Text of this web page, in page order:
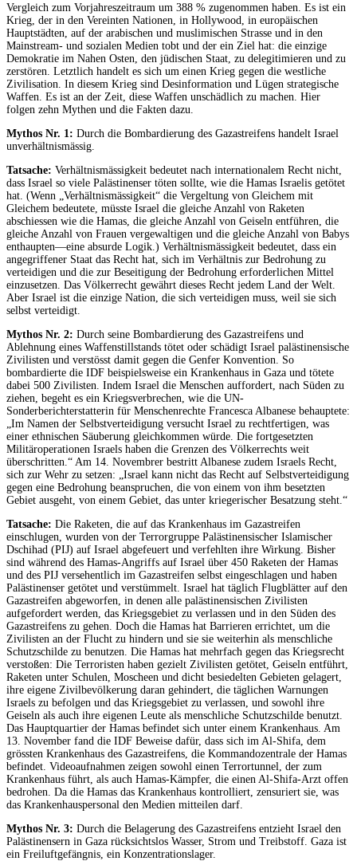
Vergleich zum Vorjahreszeitraum um 388 % zugenommen haben. Es ist ein
Krieg, der in den Vereinten Nationen, in Hollywood, in europäischen
Hauptstädten, auf der arabischen und muslimischen Strasse und in den
Mainstream- und sozialen Medien tobt und der ein Ziel hat: die einzige
Demokratie im Nahen Osten, den jüdischen Staat, zu delegitimieren und zu
zerstören. Letztlich handelt es sich um einen Krieg gegen die westliche
Zivilisation. In diesem Krieg sind Desinformation und Lügen strategische
Waffen. Es ist an der Zeit, diese Waffen unschädlich zu machen. Hier
folgen zehn Mythen und die Fakten dazu.
Mythos Nr. 1: Durch die Bombardierung des Gazastreifens handelt Israel
unverhältnismässig.
Tatsache: Verhältnismässigkeit bedeutet nach internationalem Recht nicht,
dass Israel so viele Palästinenser töten sollte, wie die Hamas Israelis getötet
hat. (Wenn „Verhältnismässigkeit“ die Vergeltung von Gleichem mit
Gleichem bedeutete, müsste Israel die gleiche Anzahl von Raketen
abschiessen wie die Hamas, die gleiche Anzahl von Geiseln entführen, die
gleiche Anzahl von Frauen vergewaltigen und die gleiche Anzahl von Babys
enthaupten—eine absurde Logik.) Verhältnismässigkeit bedeutet, dass ein
angegriffener Staat das Recht hat, sich im Verhältnis zur Bedrohung zu
verteidigen und die zur Beseitigung der Bedrohung erforderlichen Mittel
einzusetzen. Das Völkerrecht gewährt dieses Recht jedem Land der Welt.
Aber Israel ist die einzige Nation, die sich verteidigen muss, weil sie sich
selbst verteidigt.
Mythos Nr. 2: Durch seine Bombardierung des Gazastreifens und
Ablehnung eines Waffenstillstands tötet oder schädigt Israel palästinensische
Zivilisten und verstösst damit gegen die Genfer Konvention. So
bombardierte die IDF beispielsweise ein Krankenhaus in Gaza und tötete
dabei 500 Zivilisten. Indem Israel die Menschen auffordert, nach Süden zu
ziehen, begeht es ein Kriegsverbrechen, wie die UN-
Sonderberichterstatterin für Menschenrechte Francesca Albanese behauptete:
„Im Namen der Selbstverteidigung versucht Israel zu rechtfertigen, was
einer ethnischen Säuberung gleichkommen würde. Die fortgesetzten
Militäroperationen Israels haben die Grenzen des Völkerrechts weit
überschritten.“ Am 14. Novembrer bestritt Albanese zudem Israels Recht,
sich zur Wehr zu setzen: „Israel kann nicht das Recht auf Selbstverteidigung
gegen eine Bedrohung beanspruchen, die von einem von ihm besetzten
Gebiet ausgeht, von einem Gebiet, das unter kriegerischer Besatzung steht.“
Tatsache: Die Raketen, die auf das Krankenhaus im Gazastreifen
einschlugen, wurden von der Terrorgruppe Palästinensischer Islamischer
Dschihad (PIJ) auf Israel abgefeuert und verfehlten ihre Wirkung. Bisher
sind während des Hamas-Angriffs auf Israel über 450 Raketen der Hamas
und des PIJ versehentlich im Gazastreifen selbst eingeschlagen und haben
Palästinenser getötet und verstümmelt. Israel hat täglich Flugblätter auf den
Gazastreifen abgeworfen, in denen alle palästinensischen Zivilisten
aufgefordert werden, das Kriegsgebiet zu verlassen und in den Süden des
Gazastreifens zu gehen. Doch die Hamas hat Barrieren errichtet, um die
Zivilisten an der Flucht zu hindern und sie sie weiterhin als menschliche
Schutzschilde zu benutzen. Die Hamas hat mehrfach gegen das Kriegsrecht
verstoßen: Die Terroristen haben gezielt Zivilisten getötet, Geiseln entführt,
Raketen unter Schulen, Moscheen und dicht besiedelten Gebieten gelagert,
ihre eigene Zivilbevölkerung daran gehindert, die täglichen Warnungen
Israels zu befolgen und das Kriegsgebiet zu verlassen, und sowohl ihre
Geiseln als auch ihre eigenen Leute als menschliche Schutzschilde benutzt.
Das Hauptquartier der Hamas befindet sich unter einem Krankenhaus. Am
13. November fand die IDF Beweise dafür, dass sich im Al-Shifa, dem
grössten Krankenhaus des Gazastreifens, die Kommandozentrale der Hamas
befindet. Videoaufnahmen zeigen sowohl einen Terrortunnel, der zum
Krankenhaus führt, als auch Hamas-Kämpfer, die einen Al-Shifa-Arzt offen
bedrohen. Da die Hamas das Krankenhaus kontrolliert, zensuriert sie, was
das Krankenhauspersonal den Medien mitteilen darf.
Mythos Nr. 3: Durch die Belagerung des Gazastreifens entzieht Israel den
Palästinensern in Gaza rücksichtslos Wasser, Strom und Treibstoff. Gaza ist
ein Freiluftgefängnis, ein Konzentrationslager.